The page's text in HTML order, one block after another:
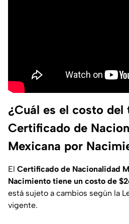
¿Cuál es el costo
Certificado de
Mexicana por
El Certificado de Nacionalidad
Nacimiento tiene un costo de
está sujeto a cambios según la
vigente.